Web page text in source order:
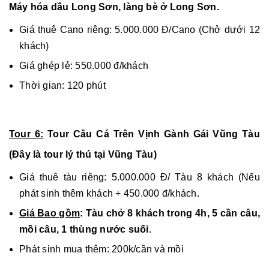
Máy hóa dầu Long Sơn, làng bè ở Long Sơn.
Giá thuê Cano riêng: 5.000.000 Đ/Cano (Chở dưới 12
khách)
Giá ghép lẻ: 550.000 đ/khách
Thời gian: 120 phút
Tour 6: Tour Câu Cá Trên Vịnh Gành Gái Vũng Tàu
(Đây là tour lý thú tại Vũng Tàu)
Giá thuê tàu riêng: 5.000.000 Đ/ Tàu 8 khách (Nếu
phát sinh thêm khách + 450.000 đ/khách.
Giá Bao gồm: Tàu chở 8 khách trong 4h, 5 cần câu,
mồi câu, 1 thùng nước suối.
Phát sinh mua thêm: 200k/cần và mồi